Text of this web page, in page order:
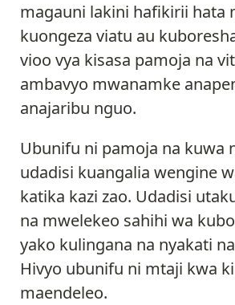
magauni lakini hafikirii hata
kuongeza viatu au
vioo vya kisasa pamoja na
ambavyo mwanamke
anajaribu nguo.
Ubunifu ni pamoja na kuwa
udadisi kuangalia wengine
katika kazi zao. Udadisi
na mwelekeo sahihi wa
yako kulingana na nyakati
Hivyo ubunifu ni mtaji kwa
maendeleo.